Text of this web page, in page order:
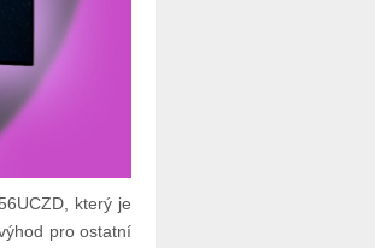
který je
pro ostatní